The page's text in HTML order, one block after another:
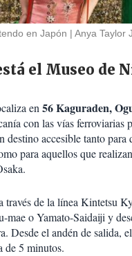
en Japón Anya Taylor
el Museo de
en56 Kaguraden,
con las vías ferroviarias
destino accesible tanto para
para aquellos que
través de la línea Kintetsu
mae o Yamato-Saidaiji y
Desde el andén de salida,
de 5 minutos.